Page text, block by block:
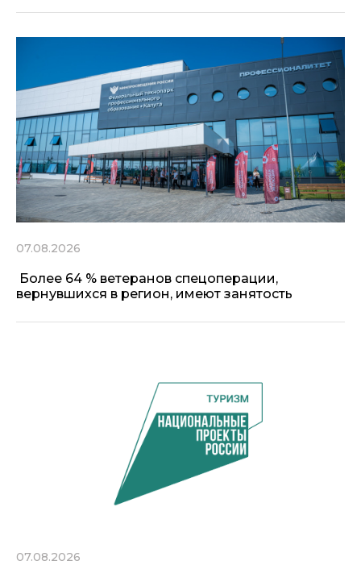
07.08.2026
Более 64 % ветеранов спецоперации,
вернувшихся в регион, имеют занятость
07.08.2026